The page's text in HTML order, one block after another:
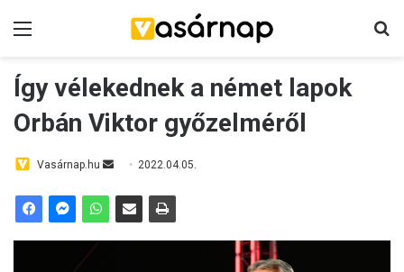
Így vélekednek a német lapok
Orbán Viktor győzelméről
Vasárnap.hu 2022.04.05.